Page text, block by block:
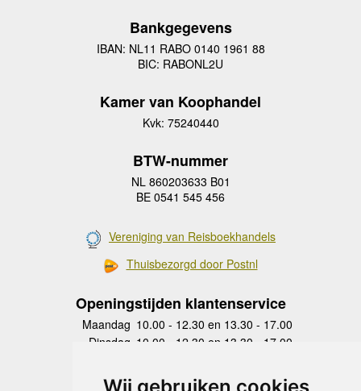
Bankgegevens
IBAN: NL11 RABO 0140 1961 88
BIC: RABONL2U
Kamer van Koophandel
Kvk: 75240440
BTW-nummer
NL 860203633 B01
BE 0541 545 456
Vereniging van Reisboekhandels
Thuisbezorgd door Postnl
Openingstijden klantenservice
Maandag 10.00 - 12.30 en 13.30 - 17.00
Dinsdag 10.00 - 12.30 en 13.30 - 17.00
Donderdag
10.00 - 12.30 en 13.30 - 17.00